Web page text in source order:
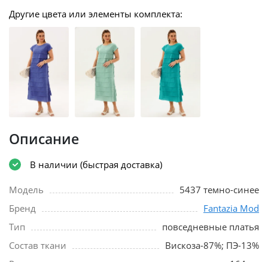
Другие цвета или элементы комплекта:
Описание
В наличии (быстрая доставка)
Модель
5437 темно-синее
Бренд
Fantazia Mod
Тип
повседневные платья
Состав ткани
Вискоза-87%; ПЭ-13%